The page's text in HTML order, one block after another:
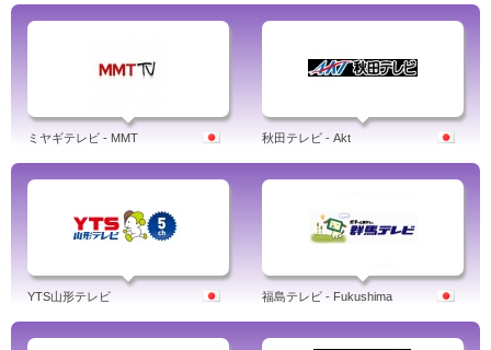
ミヤギテレビ - MMT 秋田テレビ - Akt
YTS山形テレビ 福島テレビ - Fukushima